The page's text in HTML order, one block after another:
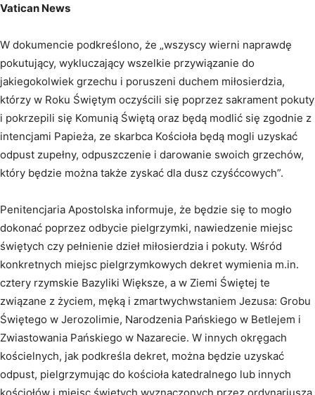
Vatican News
W dokumencie podkreślono, że „wszyscy wierni naprawdę
pokutujący, wykluczający wszelkie przywiązanie do
jakiegokolwiek grzechu i poruszeni duchem miłosierdzia,
którzy w Roku Świętym oczyścili się poprzez sakrament pokuty
i pokrzepili się Komunią Świętą oraz będą modlić się zgodnie z
intencjami Papieża, ze skarbca Kościoła będą mogli uzyskać
odpust zupełny, odpuszczenie i darowanie swoich grzechów,
który będzie można także zyskać dla dusz czyśćcowych”.
Penitencjaria Apostolska informuje, że będzie się to mogło
dokonać poprzez odbycie pielgrzymki, nawiedzenie miejsc
świętych czy pełnienie dzieł miłosierdzia i pokuty. Wśród
konkretnych miejsc pielgrzymkowych dekret wymienia m.in.
cztery rzymskie Bazyliki Większe, a w Ziemi Świętej te
związane z życiem, męką i zmartwychwstaniem Jezusa: Grobu
Świętego w Jerozolimie, Narodzenia Pańskiego w Betlejem i
Zwiastowania Pańskiego w Nazarecie. W innych okręgach
kościelnych, jak podkreśla dekret, można będzie uzyskać
odpust, pielgrzymując do kościoła katedralnego lub innych